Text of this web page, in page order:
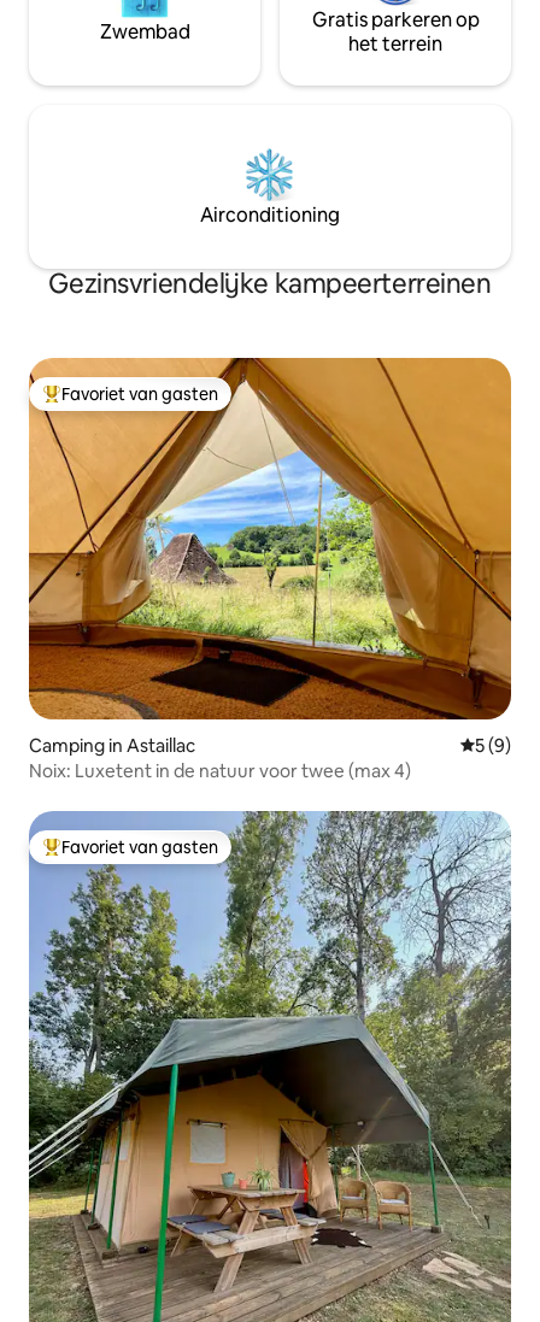
Zwembad
Gratis parkeren op
het terrein
Airconditioning
Gezinsvriendelijke kampeerterreinen
Topfavoriet van gasten
Favoriet van gasten
Camping in Astaillac
5 (9)
Noix: Luxetent in de natuur voor twee (max 4)
Topfavoriet van gasten
Favoriet van gasten